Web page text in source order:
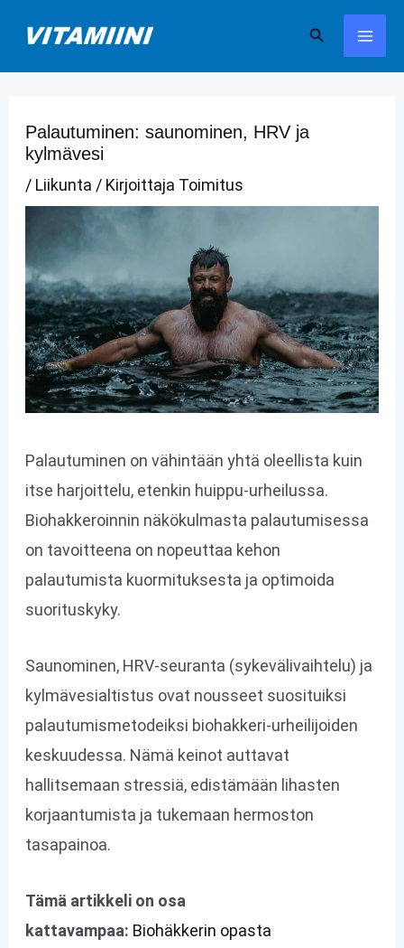
sisältöön
Hae
Palautuminen: saunominen, HRV ja
kylmävesi
/ Liikunta / Kirjoittaja Toimitus
Palautuminen on vähintään yhtä oleellista kuin
itse harjoittelu, etenkin huippu-urheilussa​.
Biohakkeroinnin näkökulmasta palautumisessa
on tavoitteena on nopeuttaa kehon
palautumista kuormituksesta ja optimoida
suorituskyky.
Saunominen, HRV-seuranta (sykevälivaihtelu) ja
kylmävesialtistus ovat nousseet suosituiksi
palautumismetodeiksi biohakkeri-urheilijoiden
keskuudessa. Nämä keinot auttavat
hallitsemaan stressiä, edistämään lihasten
korjaantumista ja tukemaan hermoston
tasapainoa.
Tämä artikkeli on osa
kattavampaa: Biohäkkerin opasta